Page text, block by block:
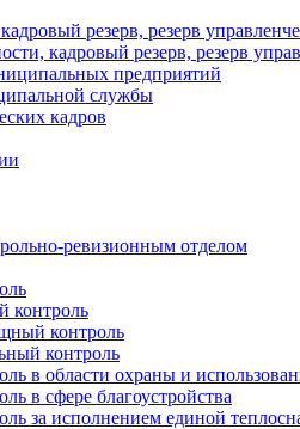
резерв, резерв
кадровый резерв, резерв
предприятий
службы
кадров
ревизионным отделом
контроль
контроль
контроль
в области охраны и
в сфере благоустройства
за исполнением единой